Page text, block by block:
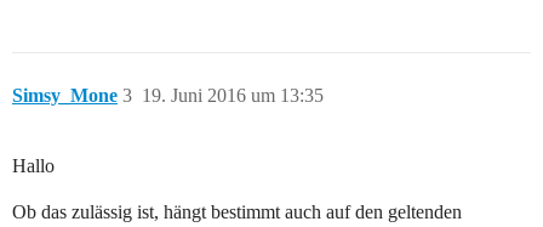
Simsy_Mone 19. Juni 2016 um 13:35
3
Hallo
Ob das zulässig ist, hängt bestimmt auch auf den geltenden